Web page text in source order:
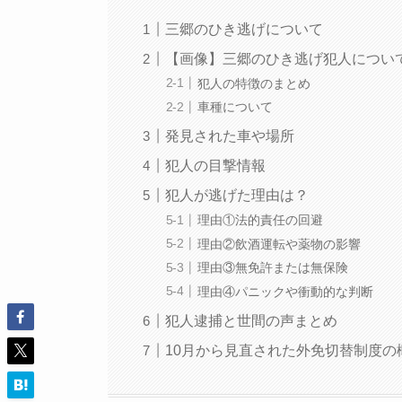
三郷のひき逃げについて
【画像】三郷のひき逃げ犯人につい
犯人の特徴のまとめ
車種について
発見された車や場所
犯人の目撃情報
犯人が逃げた理由は？
理由①法的責任の回避
理由②飲酒運転や薬物の影響
理由③無免許または無保険
理由④パニックや衝動的な判断
犯人逮捕と世間の声まとめ
10月から見直された外免切替制度の